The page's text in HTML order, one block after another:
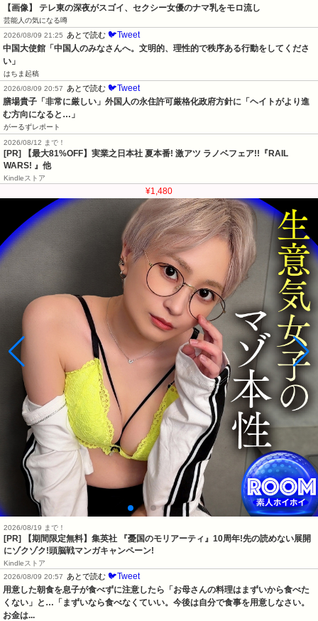
【画像】 テレ東の深夜がスゴイ、セクシー女優のナマ乳をモロ流し
芸能人の気になる噂
2026/08/09 21:25
あとで読む 🐦Tweet
中国大使館「中国人のみなさんへ。文明的、理性的で秩序ある行動をしてくださ
い」
はちま起稿
2026/08/09 20:57
あとで読む 🐦Tweet
膳場貴子「非常に厳しい」外国人の永住許可厳格化政府方針に「ヘイトがより進
む方向になると…」
がーるずレポート
2026/08/12 まで！
[PR] 【最大81%OFF】実業之日本社 夏本番! 激アツ ラノベフェア!!『RAIL
WARS! 』他
Kindleストア
¥1,480
2026/08/19 まで！
[PR] 【期間限定無料】集英社 『憂国のモリアーティ』10周年!先の読めない展開
にゾクゾク!頭脳戦マンガキャンペーン!
Kindleストア
2026/08/09 20:57
あとで読む 🐦Tweet
用意した朝食を息子が食べずに注意したら「お母さんの料理はまずいから食べた
くない」と…「まずいなら食べなくていい。今後は自分で食事を用意しなさい。
お金は...